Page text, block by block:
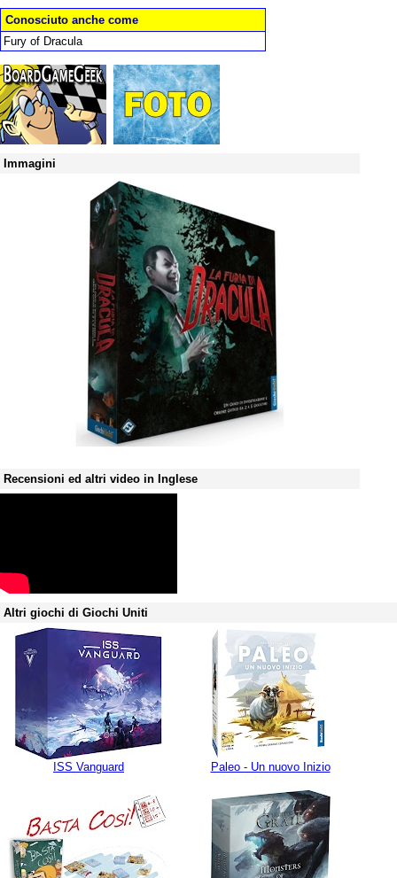
Conosciuto anche come
Fury of Dracula
Immagini
Recensioni ed altri video in Inglese
Altri giochi di Giochi Uniti
ISS Vanguard Paleo - Un nuovo Inizio